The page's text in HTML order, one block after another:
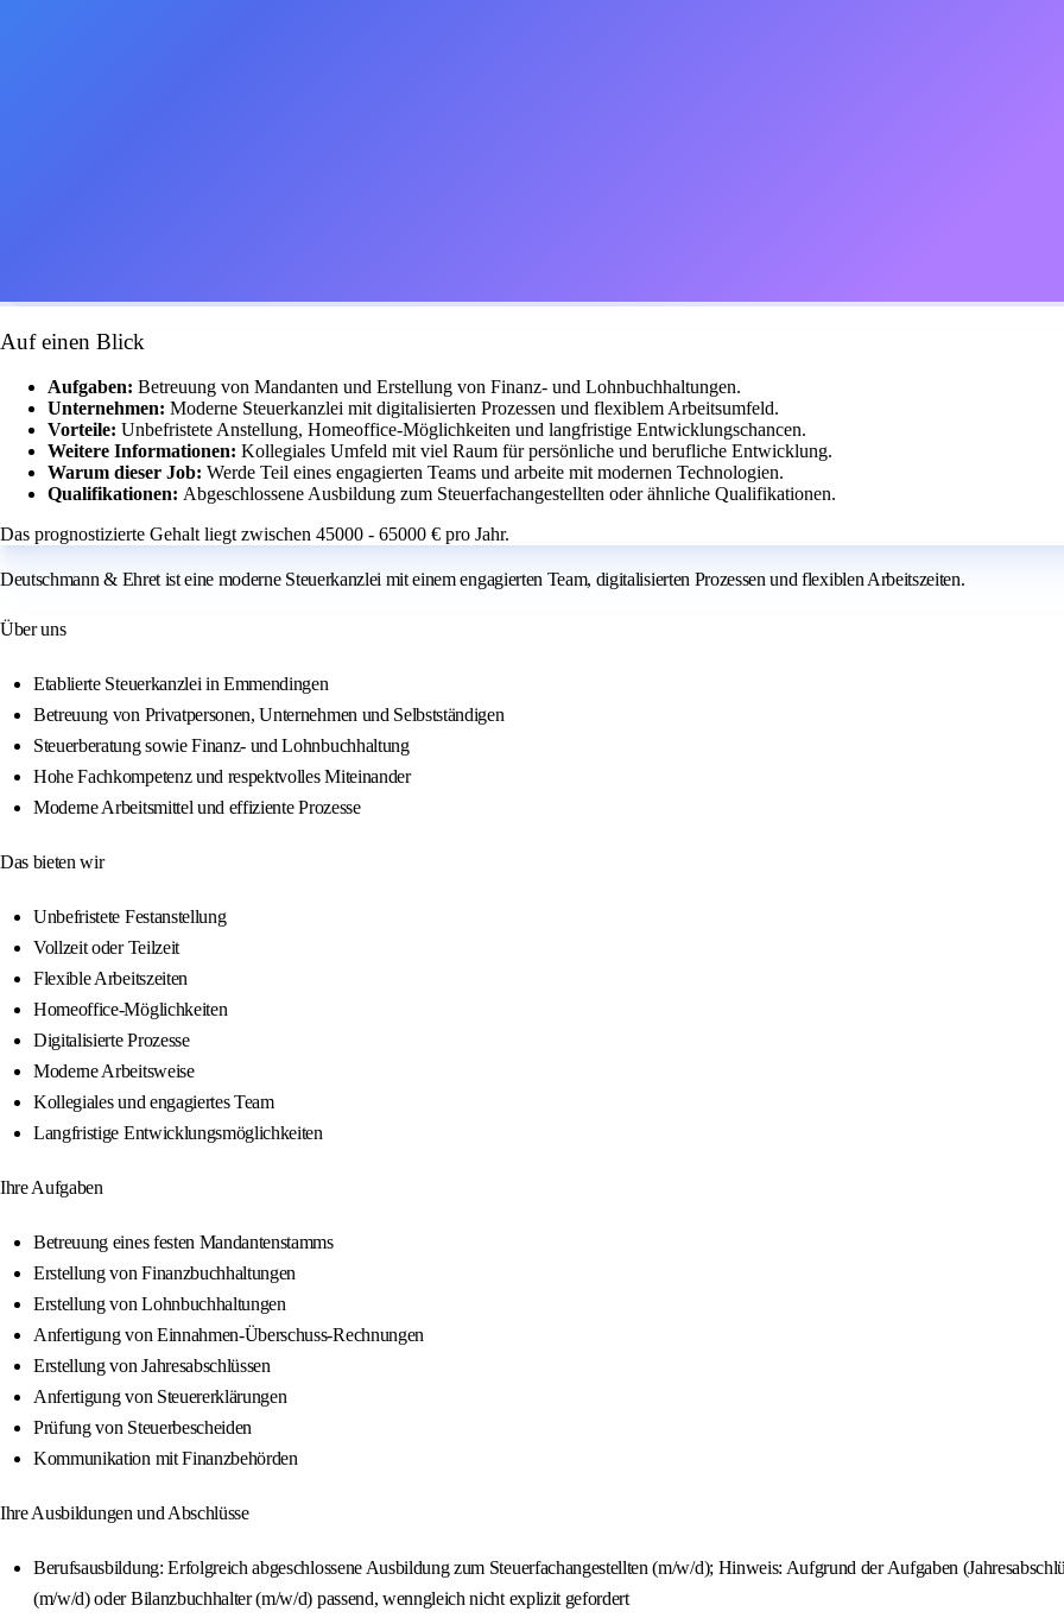
Auf einen Blick
Aufgaben: Betreuung von Mandanten und Erstellung von Finanz- und Lohnbuchhaltungen.
Unternehmen: Moderne Steuerkanzlei mit digitalisierten Prozessen und flexiblem Arbeitsumfeld.
Vorteile: Unbefristete Anstellung, Homeoffice-Möglichkeiten und langfristige Entwicklungschancen.
Weitere Informationen: Kollegiales Umfeld mit viel Raum für persönliche und berufliche Entwicklung.
Warum dieser Job: Werde Teil eines engagierten Teams und arbeite mit modernen Technologien.
Qualifikationen: Abgeschlossene Ausbildung zum Steuerfachangestellten oder ähnliche Qualifikationen.
Das prognostizierte Gehalt liegt zwischen 45000 - 65000 € pro Jahr.
Deutschmann & Ehret ist eine moderne Steuerkanzlei mit einem engagierten Team, digitalisierten Prozessen und flexiblen Arbeitszeiten.
Über uns
Etablierte Steuerkanzlei in Emmendingen
Betreuung von Privatpersonen, Unternehmen und Selbstständigen
Steuerberatung sowie Finanz- und Lohnbuchhaltung
Hohe Fachkompetenz und respektvolles Miteinander
Moderne Arbeitsmittel und effiziente Prozesse
Das bieten wir
Unbefristete Festanstellung
Vollzeit oder Teilzeit
Flexible Arbeitszeiten
Homeoffice-Möglichkeiten
Digitalisierte Prozesse
Moderne Arbeitsweise
Kollegiales und engagiertes Team
Langfristige Entwicklungsmöglichkeiten
Ihre Aufgaben
Betreuung eines festen Mandantenstamms
Erstellung von Finanzbuchhaltungen
Erstellung von Lohnbuchhaltungen
Anfertigung von Einnahmen-Überschuss-Rechnungen
Erstellung von Jahresabschlüssen
Anfertigung von Steuererklärungen
Prüfung von Steuerbescheiden
Kommunikation mit Finanzbehörden
Ihre Ausbildungen und Abschlüsse
Berufsausbildung: Erfolgreich abgeschlossene Ausbildung zum Steuerfachangestellten (m/w/d); Hinweis: Aufgrund der Aufgaben
(m/w/d) oder Bilanzbuchhalter (m/w/d) passend, wenngleich nicht explizit gefordert